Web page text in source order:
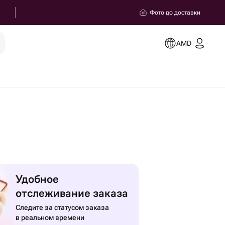
Фото до доставки
AMD
Удобное
отслеживание заказа
Следите за статусом заказа
в реальном времени